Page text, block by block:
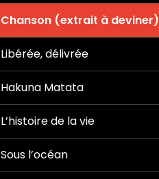
Chanson (extrait à deviner)
Libérée, délivrée
Hakuna Matata
L’histoire de la vie
Sous l’océan